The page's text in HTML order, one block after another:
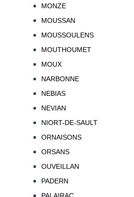
MONZE
MOUSSAN
MOUSSOULENS
MOUTHOUMET
MOUX
NARBONNE
NEBIAS
NEVIAN
NIORT-DE-SAULT
ORNAISONS
ORSANS
OUVEILLAN
PADERN